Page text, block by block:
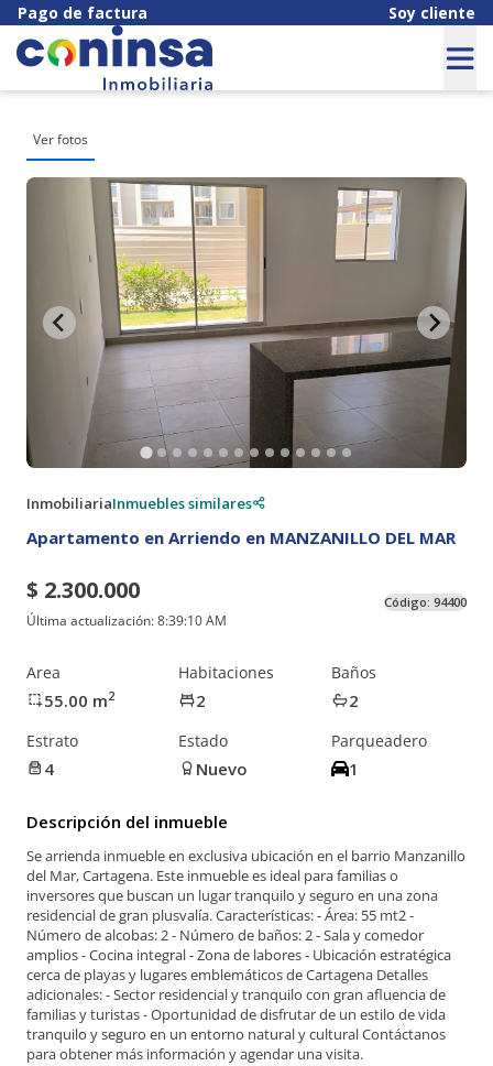
Pago de factura Soy cliente
Ver fotos
InmobiliariaInmuebles similares
Apartamento en Arriendo en MANZANILLO DEL MAR
$ 2.300.000
Última actualización:8:39:10 AM
Código: 94400
Area
55.00 m2
Habitaciones
2
Baños
2
Estrato
4
Estado
Nuevo
Parqueadero
1
Descripción del inmueble
Se arrienda inmueble en exclusiva ubicación en el barrio Manzanillo
del Mar, Cartagena. Este inmueble es ideal para familias o
inversores que buscan un lugar tranquilo y seguro en una zona
residencial de gran plusvalía. Características: - Área: 55 mt2 -
Número de alcobas: 2 - Número de baños: 2 - Sala y comedor
amplios - Cocina integral - Zona de labores - Ubicación estratégica
cerca de playas y lugares emblemáticos de Cartagena Detalles
adicionales: - Sector residencial y tranquilo con gran afluencia de
familias y turistas - Oportunidad de disfrutar de un estilo de vida
tranquilo y seguro en un entorno natural y cultural Contáctanos
para obtener más información y agendar una visita.